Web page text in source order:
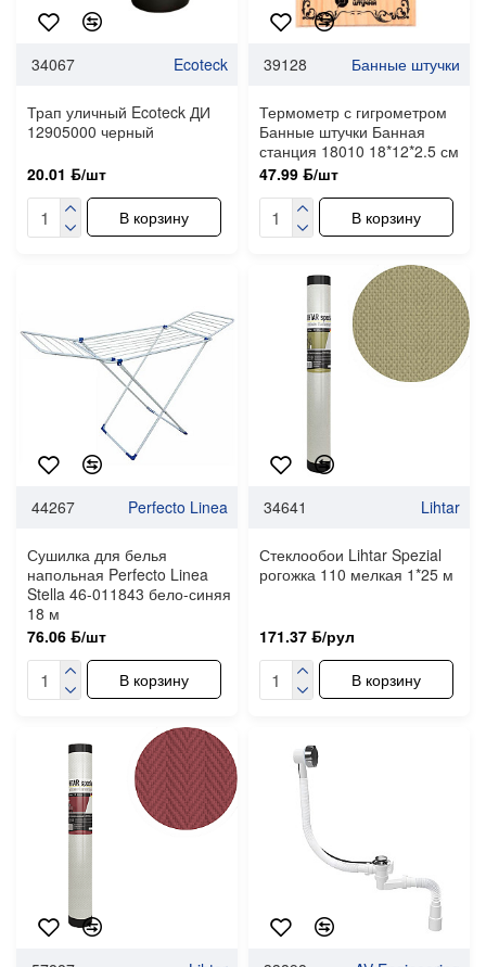
34067 Ecoteck
Трап уличный Ecoteck ДИ
12905000 черный
20.01 ƃ/шт
В корзину
39128 Банные штучки
Термометр с гигрометром
Банные штучки Банная
станция 18010 18*12*2.5 см
47.99 ƃ/шт
В корзину
44267 Perfecto Linea
Сушилка для белья
напольная Perfecto Linea
Stella 46-011843 бело-синяя
18 м
76.06 ƃ/шт
В корзину
34641 Lihtar
Стеклообои Lihtar Spezial
рогожка 110 мелкая 1*25 м
171.37 ƃ/рул
В корзину